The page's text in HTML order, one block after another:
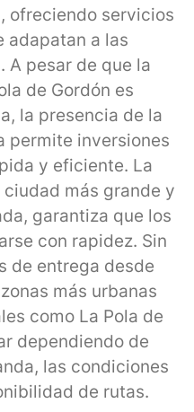
ofreciendo servicios
adapatan a las
A pesar de que la
de Gordón es
la presencia de la
permite inversiones
y eficiente. La
más grande y
garantiza que los
con rapidez. Sin
de entrega desde
más urbanas
como La Pola de
dependiendo de
las condiciones
de rutas.